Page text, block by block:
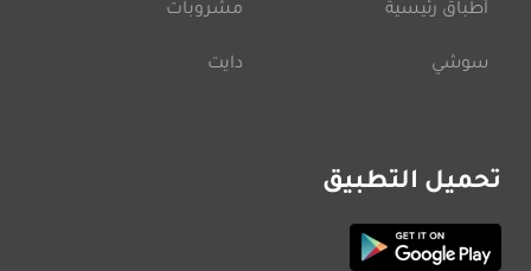
أطباق رئيسية
سوشي
مشروبات
دايت
تحميل التطبيق